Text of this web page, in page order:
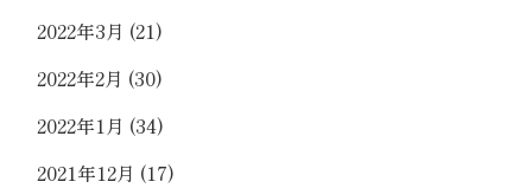
2022年3月 (21)
2022年2月 (30)
2022年1月 (34)
2021年12月 (17)